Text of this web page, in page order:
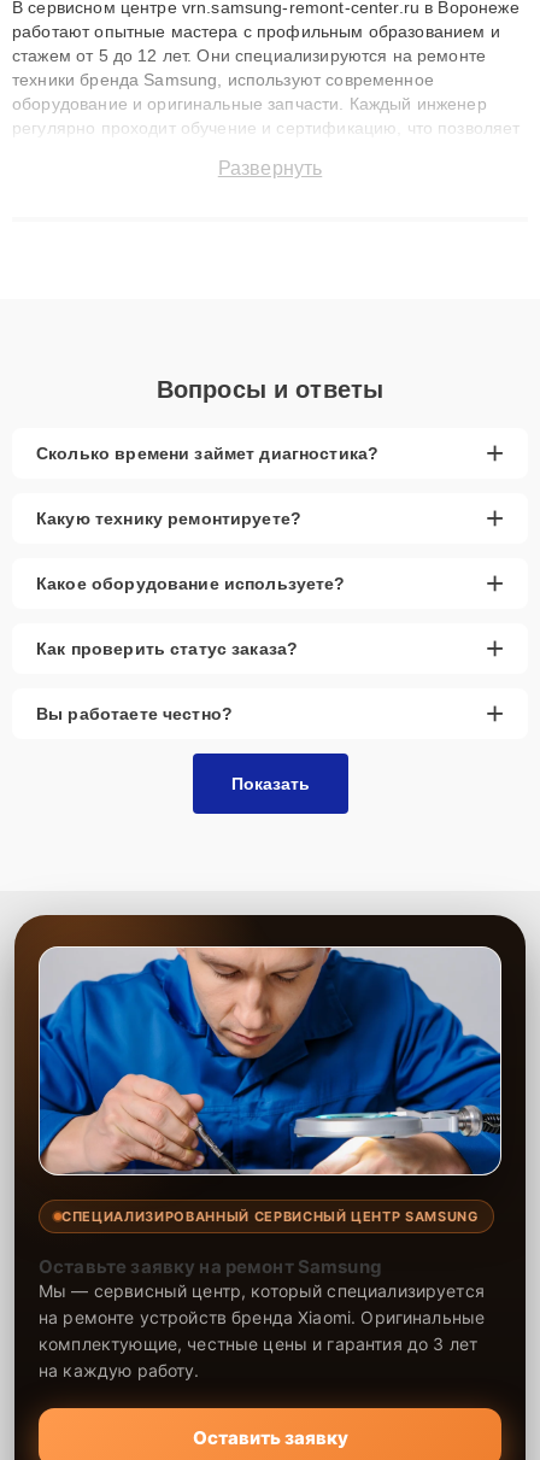
В сервисном центре vrn.samsung-remont-center.ru в Воронеже
работают опытные мастера с профильным образованием и
стажем от 5 до 12 лет. Они специализируются на ремонте
техники бренда Samsung, используют современное
оборудование и оригинальные запчасти. Каждый инженер
регулярно проходит обучение и сертификацию, что позволяет
технику с сохранением гарантии до 3 лет. Наши мастера
Развернуть
Вопросы и ответы
Сколько времени займет диагностика? +
Какую технику ремонтируете? +
Какое оборудование используете? +
Как проверить статус заказа? +
Вы работаете честно? +
Показать
СПЕЦИАЛИЗИРОВАННЫЙ СЕРВИСНЫЙ ЦЕНТР SAMSUNG
Оставьте заявку на ремонт Samsung
Мы — сервисный центр, который специализируется
на ремонте устройств бренда Xiaomi. Оригинальные
комплектующие, честные цены и гарантия до 3 лет
на каждую работу.
Оставить заявку